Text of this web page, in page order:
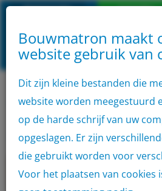
Home
Aanbod
Container
Verhuur
Locaties
AANMELDEN
VOLG
ONS
SOCIAL
MEDIA
Algemene
voorwaarden
Privacyverklaring
Home Plaatmateriaal
Boardplaat
Bouwmatron maakt
website gebruik van
Dit zijn kleine bestanden die
website worden meegestuurd
op de harde schrijf van uw
opgeslagen. Er zijn
die gebruikt worden voor
Voor het plaatsen van cookies